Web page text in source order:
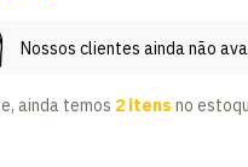
Nossos clientes ainda não
ainda temos 2 itens no